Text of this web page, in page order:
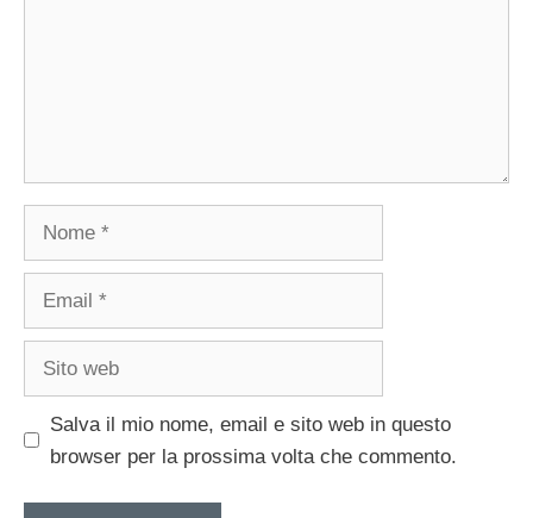
Salva il mio nome, email e sito web in questo
browser per la prossima volta che commento.